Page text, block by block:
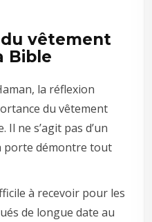
du vêtement
Bible
la réflexion
du vêtement
ne s’agit pas d’un
porte démontre tout
à recevoir pour les
de longue date au